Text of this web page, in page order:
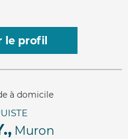
le profil
Muron